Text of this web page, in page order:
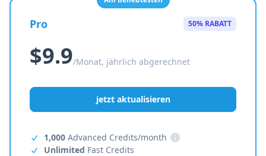
Pro 50% RABATT
$9.9/Monat, jährlich abgerechnet
jetzt aktualisieren
1,000 Advanced Credits/month
i
Unlimited Fast Credits